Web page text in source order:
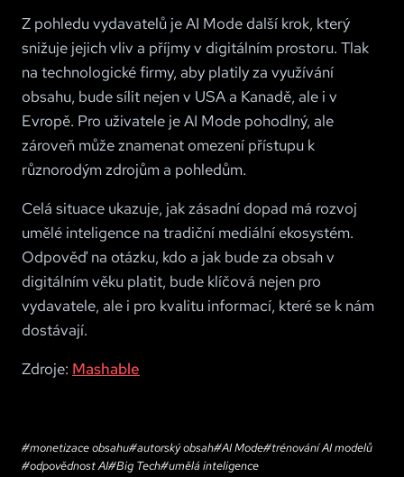
Z pohledu vydavatelů je AI Mode další krok, který
snižuje jejich vliv a příjmy v digitálním prostoru. Tlak
na technologické firmy, aby platily za využívání
obsahu, bude sílit nejen v USA a Kanadě, ale i v
Evropě. Pro uživatele je AI Mode pohodlný, ale
zároveň může znamenat omezení přístupu k
různorodým zdrojům a pohledům.
Celá situace ukazuje, jak zásadní dopad má rozvoj
umělé inteligence na tradiční mediální ekosystém.
Odpověď na otázku, kdo a jak bude za obsah v
digitálním věku platit, bude klíčová nejen pro
vydavatele, ale i pro kvalitu informací, které se k nám
dostávají.
Zdroje: Mashable
#monetizace obsahu#autorský obsah#AI Mode#trénování AI modelů
#odpovědnost AI#Big Tech#umělá inteligence